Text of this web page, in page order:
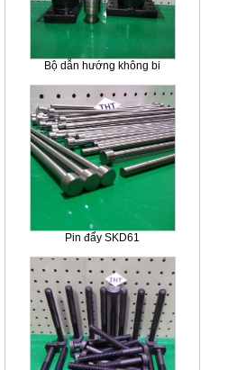
Bộ dẫn hướng không bi
Pin đẩy SKD61